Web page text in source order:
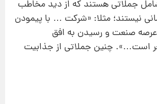
شامل جملاتی هستند که از دید مخاطب
نیستند؛ مثلا: «شرکت … با پیمودن
عرصه صنعت و رسیدن به افق
است…». چنین جملاتی از جذابیت